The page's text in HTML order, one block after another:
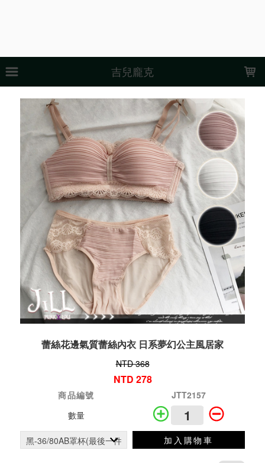
吉兒龐克
蕾絲花邊氣質蕾絲內衣 日系夢幻公主風居家
NTD 368
NTD 278
商品編號
JTT2157
數量
加入購物車